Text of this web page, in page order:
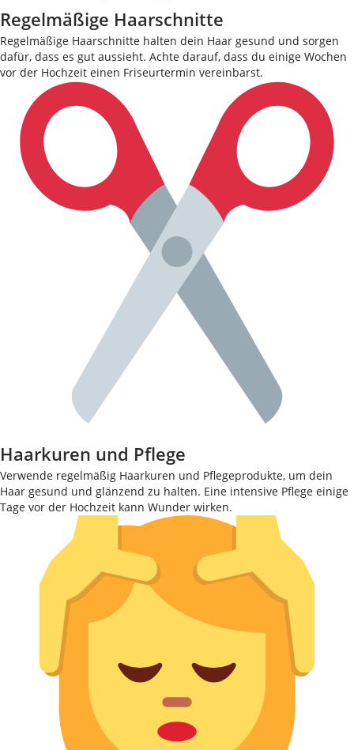
Regelmäßige Haarschnitte
Regelmäßige Haarschnitte halten dein Haar gesund und sorgen
dafür, dass es gut aussieht. Achte darauf, dass du einige Wochen
vor der Hochzeit einen Friseurtermin vereinbarst.
Haarkuren und Pflege
Verwende regelmäßig Haarkuren und Pflegeprodukte, um dein
Haar gesund und glänzend zu halten. Eine intensive Pflege einige
Tage vor der Hochzeit kann Wunder wirken.